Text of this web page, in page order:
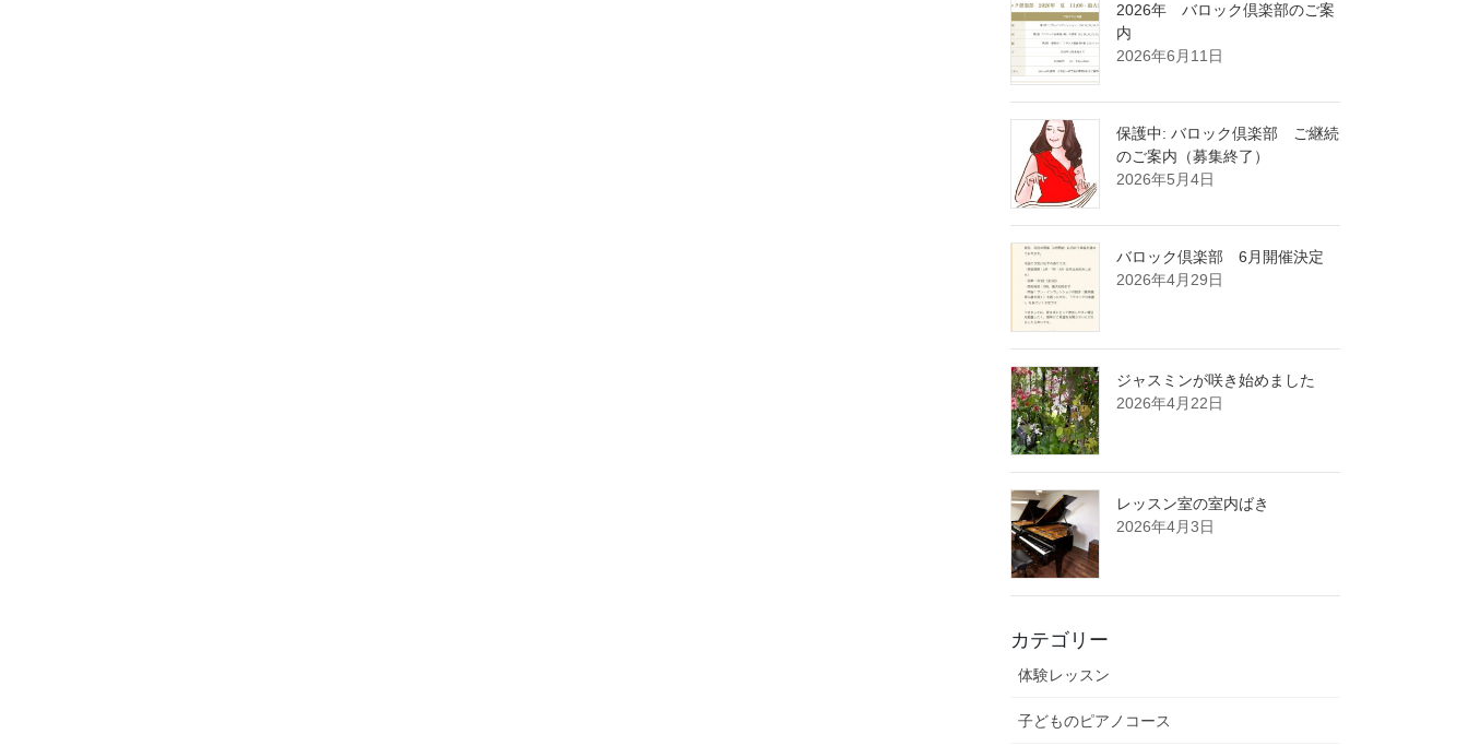
2026年 バロック倶楽部のご案
内
2026年6月11日
保護中: バロック倶楽部 ご継続
のご案内（募集終了）
2026年5月4日
バロック倶楽部 6月開催決定
2026年4月29日
ジャスミンが咲き始めました
2026年4月22日
レッスン室の室内ばき
2026年4月3日
カテゴリー
体験レッスン
子どものピアノコース